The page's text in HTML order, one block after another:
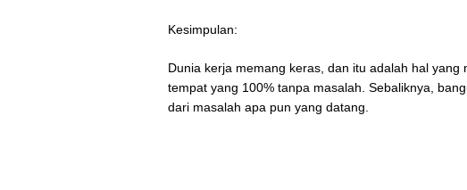
Kesimpulan:
Dunia kerja memang keras, dan itu adalah hal
tempat yang 100% tanpa masalah. Sebaliknya,
dari masalah apa pun yang datang.